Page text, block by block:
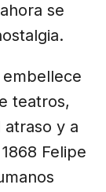
se
embellece
teatros,
y a
Felipe